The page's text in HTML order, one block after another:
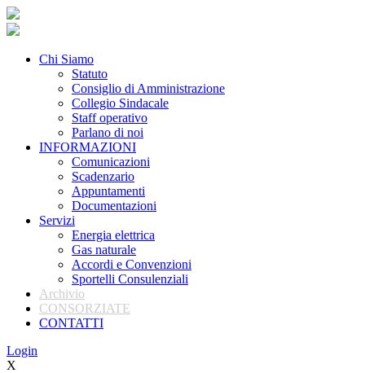
Chi Siamo
Statuto
Consiglio di Amministrazione
Collegio Sindacale
Staff operativo
Parlano di noi
INFORMAZIONI
Comunicazioni
Scadenzario
Appuntamenti
Documentazioni
Servizi
Energia elettrica
Gas naturale
Accordi e Convenzioni
Sportelli Consulenziali
Archivio
CONSORZIATE
CONTATTI
Login
X